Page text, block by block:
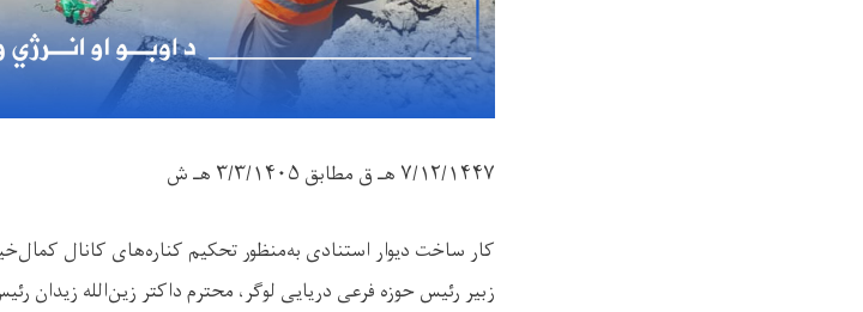
۷/۱۲/۱۴۴۷ هـ ق مطابق ۳/۳/۱۴۰۵ هـ ش
کار ساخت دیوار استنادی به‌منظور تحکیم کناره‌های کانال
زبیر رئیس حوزه فرعی دریایی لوگر، محترم داکتر زین‌الله زیدان